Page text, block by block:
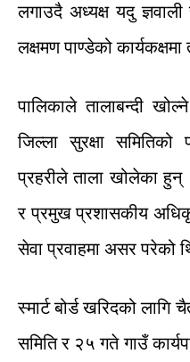
लगाउदै अध्यक्ष यदु ज्ञवाली
लक्षमण पाण्डेकोकार्यकक्षमा
पालिकाले तालाबन्दी खोल्ने
जिल्ला सुरक्षा समितिको
प्रहरीले तालाखोलेका हुन्
र प्रमुख प्रशासकीय
सेवा प्रवाहमा असर परेको
स्मार्ट बोर्ड खरिदको लागि
समिति र २५ गते गाउँ